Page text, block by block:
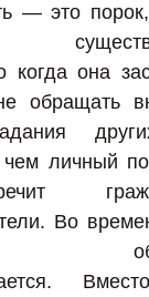
— это
когда она
обращать
личный
Во